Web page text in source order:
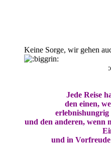
Keine Sorge, wir gehen
Jede Reise
den einen,
und den anderen, wenn
und in Vorfreude